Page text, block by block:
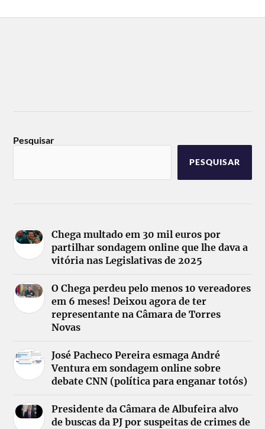
Pesquisar
PESQUISAR
Chega multado em 30 mil euros por
partilhar sondagem online que lhe dava a
vitória nas Legislativas de 2025
O Chega perdeu pelo menos 10 vereadores
em 6 meses! Deixou agora de ter
representante na Câmara de Torres
Novas
José Pacheco Pereira esmaga André
Ventura em sondagem online sobre
debate CNN (política para enganar totós)
Presidente da Câmara de Albufeira alvo
de buscas da PJ por suspeitas de crimes de